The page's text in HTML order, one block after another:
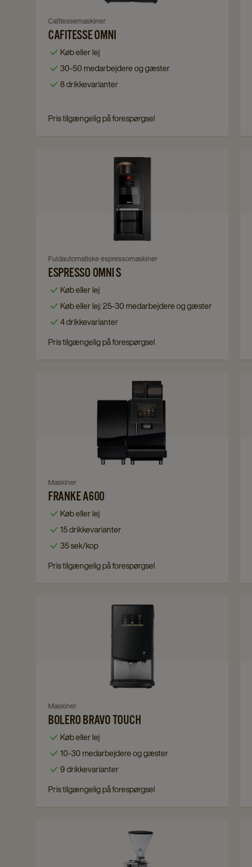
Navigate
to
Cafitesse
Omni
details
page
Cafitessemaskiner
CAFITESSE OMNI
Køb eller lej
30-50 medarbejdere og gæster
8 drikkevarianter
Pris tilgængelig på forespørgsel
Navigate
Espresso
Omni
S
details
page
Navigate
to
Espresso
Omni
S
details
page
Fuldautomatiske espressomaskiner
ESPRESSO OMNI S
Køb eller lej
Køb eller lej: 25-30 medarbejdere og gæster
4 drikkevarianter
Pris tilgængelig på forespørgsel
Navigate
to
Franke
A600
page
Navigate
to
Franke
A600
details
page
Maskiner
FRANKE A600
Køb eller lej
15 drikkevarianter
35 sek/kop
Pris tilgængelig på forespørgsel
Navigate
to
Bravo
Touch
details
page
Navigate
to
Bolero
Bravo
Touch
details
page
Maskiner
BOLERO BRAVO TOUCH
Køb eller lej
10-30 medarbejdere og gæster
9 drikkevarianter
Pris tilgængelig på forespørgsel
Navigate
to
Super